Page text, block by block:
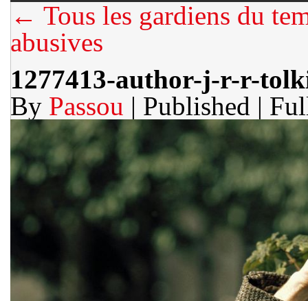
← Tous les gardiens du
abusives
1277413-author-j-r-r-
By Passou | Published |